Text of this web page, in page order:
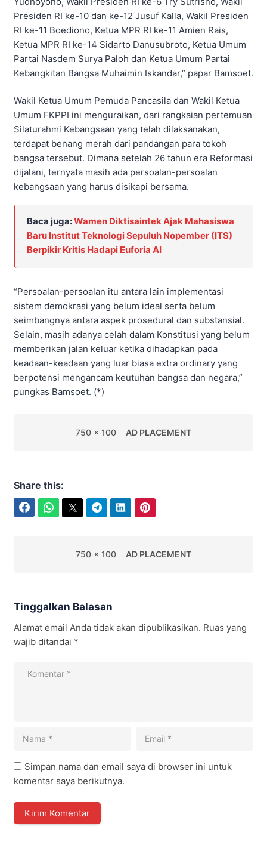
Presiden RI ke-10 dan ke-12 Jusuf Kalla, Wakil Presiden
RI ke-11 Boediono, Ketua MPR RI ke-11 Amien Rais,
Ketua MPR RI ke-14 Sidarto Danusubroto, Ketua Umum
Partai Nasdem Surya Paloh dan Ketua Umum Partai
Kebangkitan Bangsa Muhaimin Iskandar,” papar Bamsoet.
Wakil Ketua Umum Pemuda Pancasila dan Wakil Ketua
Umum FKPPI ini menguraikan, dari rangkaian pertemuan
Silaturahmi Kebangsaan yang telah dilaksanakan,
terdapat benang merah dari pandangan para tokoh
bangsa tersebut. Dimana setelah 26 tahun era Reformasi
dijalani, ternyata masih ada persoalan-persoalan
kebangsaan yang harus disikapi bersama.
Baca juga:Wamen Diktisaintek Ajak Mahasiswa
Baru Institut Teknologi Sepuluh Nopember (ITS)
Berpikir Kritis Hadapi Euforia AI
“Persoalan-persoalan itu antara lain implementasi
sistem demokrasi yang belum ideal serta belum
seimbangnya antara aspek prosedural dan substansial.
Selain, masih adanya celah dalam Konstitusi yang belum
memberikan jalan keluar ketika dihadapkan pada
keadaan-keadaan yang luar biasa extra ordinary yang
berpotensi mengancam keutuhan bangsa dan negara,”
pungkas Bamsoet. (*)
750 x 100 AD PLACEMENT
Share this:
750 x 100 AD PLACEMENT
Tinggalkan Balasan
Alamat email Anda tidak akan dipublikasikan. Ruas yang
wajib ditandai *
Simpan nama dan email saya di browser ini untuk
komentar saya berikutnya.